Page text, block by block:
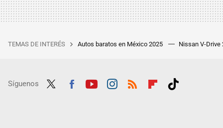
TEMAS DE INTERÉS Autos baratos en México 2025 Nissan V-Drive
Síguenos